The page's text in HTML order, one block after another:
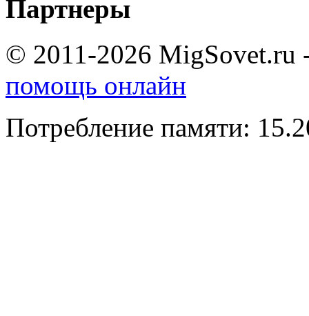
Партнеры
© 2011-2026 MigSovet.ru
помощь онлайн
Потребление памяти: